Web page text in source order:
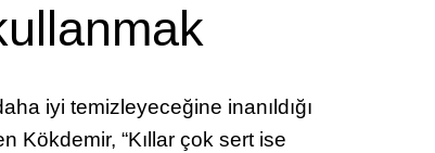
iyi temizleyeceğine inanıldığı
Kökdemir, “Kıllar çok sert ise